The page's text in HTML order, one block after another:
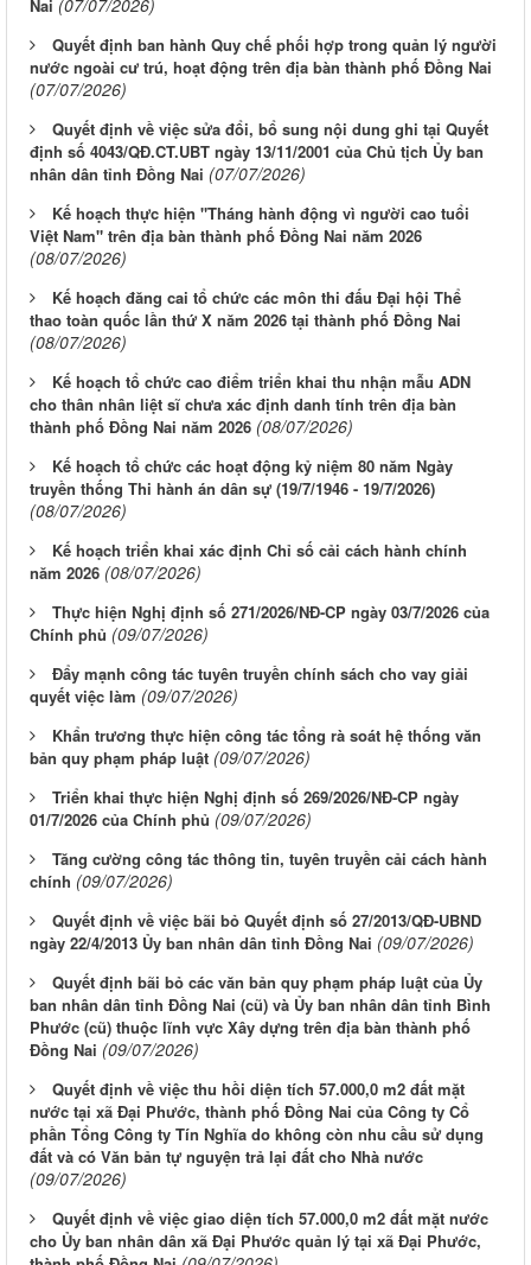
Nai (07/07/2026)
Quyết định ban hành Quy chế phối hợp trong quản lý người
nước ngoài cư trú, hoạt động trên địa bàn thành phố Đồng Nai
(07/07/2026)
Quyết định về việc sửa đổi, bổ sung nội dung ghi tại Quyết
định số 4043/QĐ.CT.UBT ngày 13/11/2001 của Chủ tịch Ủy ban
nhân dân tỉnh Đồng Nai (07/07/2026)
Kế hoạch thực hiện "Tháng hành động vì người cao tuổi
Việt Nam" trên địa bàn thành phố Đồng Nai năm 2026
(08/07/2026)
Kế hoạch đăng cai tổ chức các môn thi đấu Đại hội Thể
thao toàn quốc lần thứ X năm 2026 tại thành phố Đồng Nai
(08/07/2026)
Kế hoạch tổ chức cao điểm triển khai thu nhận mẫu ADN
cho thân nhân liệt sĩ chưa xác định danh tính trên địa bàn
thành phố Đồng Nai năm 2026 (08/07/2026)
Kế hoạch tổ chức các hoạt động kỷ niệm 80 năm Ngày
truyền thống Thi hành án dân sự (19/7/1946 - 19/7/2026)
(08/07/2026)
Kế hoạch triển khai xác định Chỉ số cải cách hành chính
năm 2026 (08/07/2026)
Thực hiện Nghị định số 271/2026/NĐ-CP ngày 03/7/2026 của
Chính phủ (09/07/2026)
Đẩy mạnh công tác tuyên truyền chính sách cho vay giải
quyết việc làm (09/07/2026)
Khẩn trương thực hiện công tác tổng rà soát hệ thống văn
bản quy phạm pháp luật (09/07/2026)
Triển khai thực hiện Nghị định số 269/2026/NĐ-CP ngày
01/7/2026 của Chính phủ (09/07/2026)
Tăng cường công tác thông tin, tuyên truyền cải cách hành
chính (09/07/2026)
Quyết định về việc bãi bỏ Quyết định số 27/2013/QĐ-UBND
ngày 22/4/2013 Ủy ban nhân dân tỉnh Đồng Nai (09/07/2026)
Quyết định bãi bỏ các văn bản quy phạm pháp luật của Ủy
ban nhân dân tỉnh Đồng Nai (cũ) và Ủy ban nhân dân tỉnh Bình
Phước (cũ) thuộc lĩnh vực Xây dựng trên địa bàn thành phố
Đồng Nai (09/07/2026)
Quyết định về việc thu hồi diện tích 57.000,0 m2 đất mặt
nước tại xã Đại Phước, thành phố Đồng Nai của Công ty Cổ
phần Tổng Công ty Tín Nghĩa do không còn nhu cầu sử dụng
đất và có Văn bản tự nguyện trả lại đất cho Nhà nước
(09/07/2026)
Quyết định về việc giao diện tích 57.000,0 m2 đất mặt nước
cho Ủy ban nhân dân xã Đại Phước quản lý tại xã Đại Phước,